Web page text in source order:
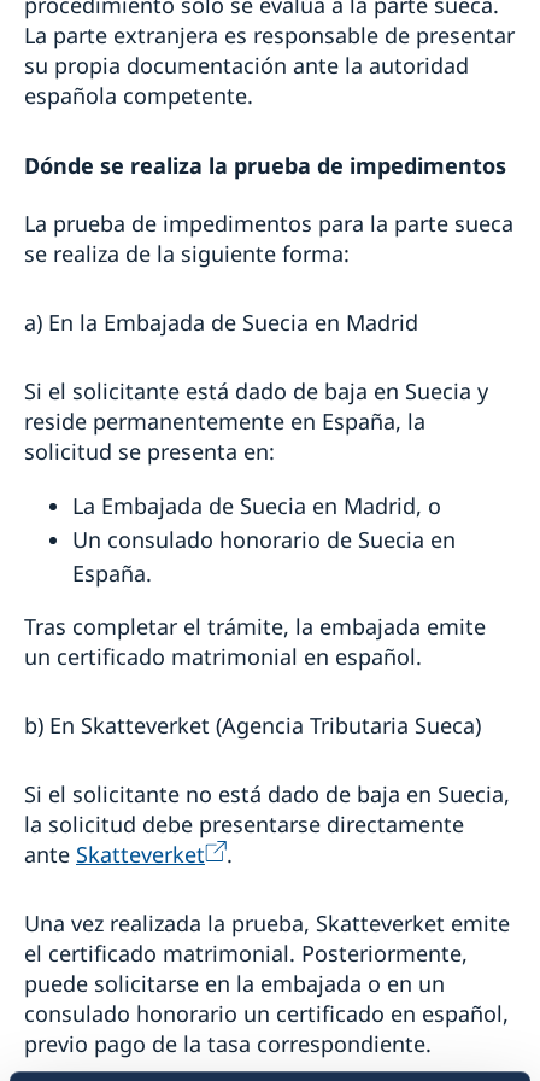
Tarifas de servicios consulares y otros trámites
La parte extranjera es responsable de presentar
su propia documentación ante la autoridad
española competente.
Dónde se realiza la prueba de impedimentos
La prueba de impedimentos para la parte sueca
se realiza de la siguiente forma:
a) En la Embajada de Suecia en Madrid
Si el solicitante está dado de baja en Suecia y
reside permanentemente en España, la
solicitud se presenta en:
La Embajada de Suecia en Madrid, o
Un consulado honorario de Suecia en
España.
Tras completar el trámite, la embajada emite
un certificado matrimonial en español.
b) En Skatteverket (Agencia Tributaria Sueca)
Si el solicitante no está dado de baja en Suecia,
la solicitud debe presentarse directamente
ante Skatteverket .
Una vez realizada la prueba, Skatteverket emite
el certificado matrimonial. Posteriormente,
puede solicitarse en la embajada o en un
consulado honorario un certificado en español,
previo pago de la tasa correspondiente.